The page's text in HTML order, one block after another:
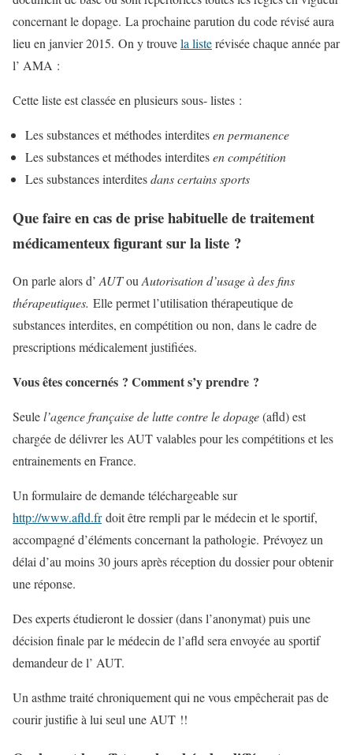
concernant le dopage. La prochaine parution du code révisé aura
lieu en janvier 2015. On y trouvela listerévisée chaque année par
l’ AMA :
Cette liste est classée en plusieurs sous- listes :
Les substances et méthodes interditesen permanence
Les substances et méthodes interditesen compétition
Les substances interditesdans certains sports
Que faire en cas de prise habituelle de traitement
médicamenteux figurant sur la liste ?
On parle alors d’AUTouAutorisation d’usage à des fins
thérapeutiques. Elle permet l’utilisation thérapeutique de
substances interdites, en compétition ou non, dans le cadre de
prescriptions médicalement justifiées.
Vous êtes concernés ? Comment s’y prendre ?
Seulel’agence française de lutte contre le dopage(afld) est
chargée de délivrer les AUT valables pour les compétitions et les
entrainements en France.
Un formulaire de demande téléchargeable sur
http://www.afld.frdoit être rempli par le médecin et le sportif,
accompagné d’éléments concernant la pathologie. Prévoyez un
délai d’au moins 30 jours après réception du dossier pour obtenir
une réponse.
Des experts étudieront le dossier (dans l’anonymat) puis une
décision finale par le médecin de l’afld sera envoyée au sportif
demandeur de l’ AUT.
Un asthme traité chroniquement qui ne vous empêcherait pas de
courir justifie à lui seul une AUT !!